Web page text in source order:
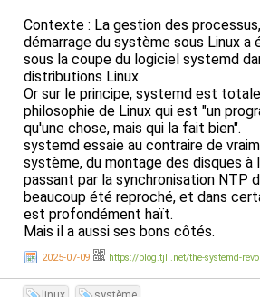
Contexte : La gestion des
démarrage du système sous Linux a
sous la coupe du logiciel systemd
distributions Linux.
Or sur le principe, systemd est
philosophie de Linux qui est "un
qu'une chose, mais qui la fait bien".
systemd essaie au contraire de
système, du montage des disques à
passant par la synchronisation NTP
beaucoup été reproché, et dans
est profondément haït.
Mais il a aussi ses bons côtés.
2025-07-09 https://blog.tjll.net/the-systemd-